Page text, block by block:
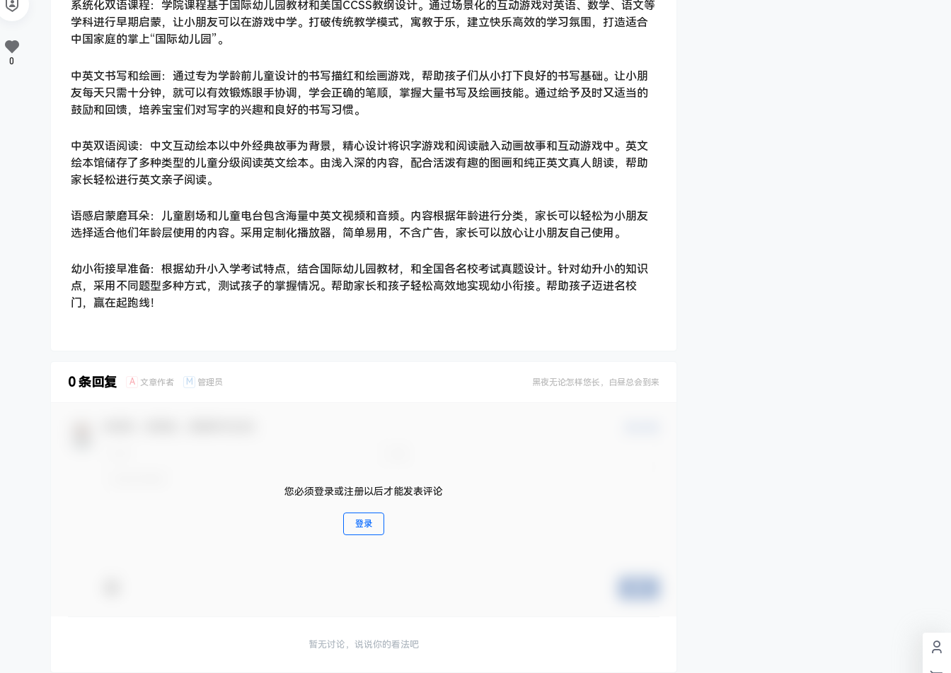
系统化双语课程：学院课程基于国际幼儿园教材和美国CCSS教纲设计。通过场景化的互动游戏对英语、数学、语文等
学科进行早期启蒙，让小朋友可以在游戏中学。打破传统教学模式，寓教于乐，建立快乐高效的学习氛围，打造适合
中国家庭的掌上“国际幼儿园”。
中英文书写和绘画：通过专为学龄前儿童设计的书写描红和绘画游戏，帮助孩子们从小打下良好的书写基础。让小朋
友每天只需十分钟，就可以有效锻炼眼手协调，学会正确的笔顺，掌握大量书写及绘画技能。通过给予及时又适当的
鼓励和回馈，培养宝宝们对写字的兴趣和良好的书写习惯。
中英双语阅读：中文互动绘本以中外经典故事为背景，精心设计将识字游戏和阅读融入动画故事和互动游戏中。英文
绘本馆储存了多种类型的儿童分级阅读英文绘本。由浅入深的内容，配合活泼有趣的图画和纯正英文真人朗读，帮助
家长轻松进行英文亲子阅读。
语感启蒙磨耳朵：儿童剧场和儿童电台包含海量中英文视频和音频。内容根据年龄进行分类，家长可以轻松为小朋友
选择适合他们年龄层使用的内容。采用定制化播放器，简单易用，不含广告，家长可以放心让小朋友自己使用。
幼小衔接早准备：根据幼升小入学考试特点，结合国际幼儿园教材，和全国各名校考试真题设计。针对幼升小的知识
点，采用不同题型多种方式，测试孩子的掌握情况。帮助家长和孩子轻松高效地实现幼小衔接。帮助孩子迈进名校
门，赢在起跑线！
0
0 条回复 A 文章作者 M 管理员 黑夜无论怎样悠长，白昼总会到来
您必须登录或注册以后才能发表评论
登录
暂无讨论，说说你的看法吧